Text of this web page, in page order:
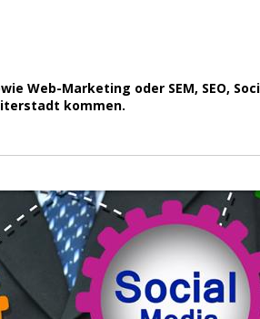
Web-Marketing oder SEM, SEO,
kommen.